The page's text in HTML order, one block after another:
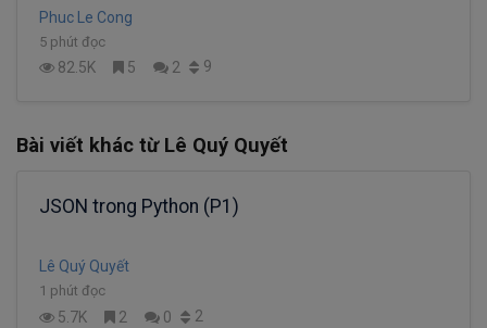
Phuc Le Cong
5 phút đọc
82.5K 5 2 9
Bài viết khác từ Lê Quý Quyết
JSON trong Python (P1)
Lê Quý Quyết
1 phút đọc
5.7K 2 0 2